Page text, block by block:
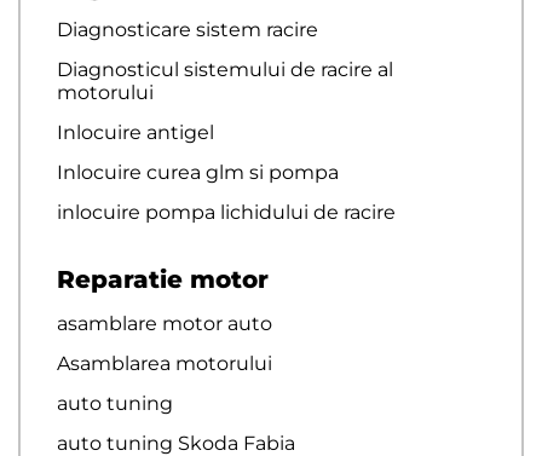
Diagnosticare sistem racire
Diagnosticul sistemului de racire al
motorului
Inlocuire antigel
Inlocuire curea glm si pompa
inlocuire pompa lichidului de racire
Reparatie motor
asamblare motor auto
Asamblarea motorului
auto tuning
auto tuning Skoda Fabia